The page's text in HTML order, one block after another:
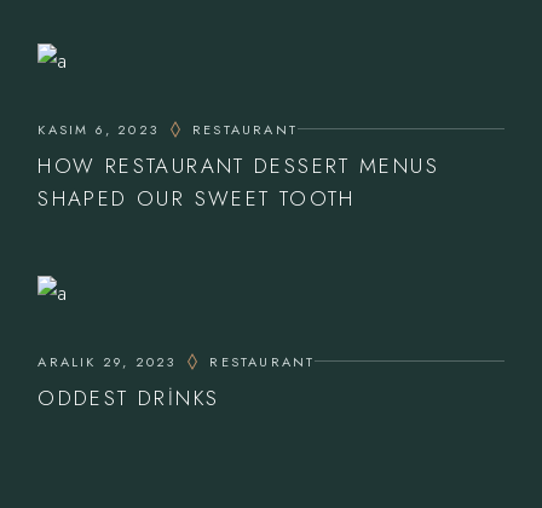
KASIM 6, 2023 RESTAURANT
HOW RESTAURANT DESSERT MENUS
SHAPED OUR SWEET TOOTH
ARALIK 29, 2023 RESTAURANT
ODDEST DRINKS